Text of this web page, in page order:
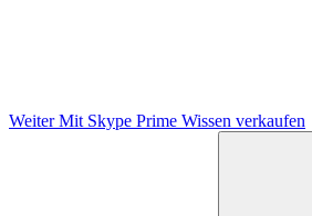
Weiter Mit Skype Prime Wissen verkaufen